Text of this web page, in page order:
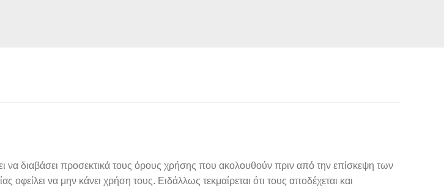
να διαβάσει προσεκτικά τους όρους χρήσης που ακολουθούν πριν από την επίσκεψη των
οφείλει να μην κάνει χρήση τους. Ειδάλλως τεκμαίρεται ότι τους αποδέχεται και